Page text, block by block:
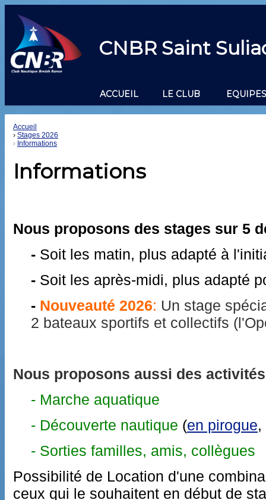
CNBR Saint
ACCUEIL LE CLUB
Accueil
Stages 2026
Informations
Informations
Nous proposons des stages sur 5
- Soit les matin, plus adapté à
- Soit les après-midi, plus adapté
- Nouveauté 2026: Un stage
2 bateaux sportifs et collectifs
Nous proposons aussi des
- Marche aquatique
- Découverte nautique (en pirogue,
- Sorties familles, amis, collègues
Possibilité de Location d'une
ceux qui le souhaitent en début de